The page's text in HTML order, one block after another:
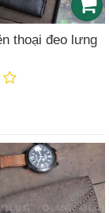
thoại đeo lưng